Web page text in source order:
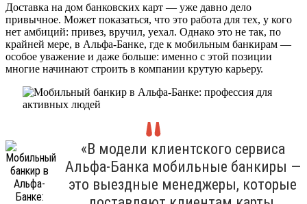
Доставка на дом банковских карт — уже давно дело
привычное. Может показаться, что это работа для тех, у кого
нет амбиций: привез, вручил, уехал. Однако это не так, по
крайней мере, в Альфа-Банке, где к мобильным банкирам —
особое уважение и даже больше: именно с этой позиции
многие начинают строить в компании крутую карьеру.
«В модели клиентского сервиса
Альфа-Банка мобильные банкиры —
это выездные менеджеры, которые